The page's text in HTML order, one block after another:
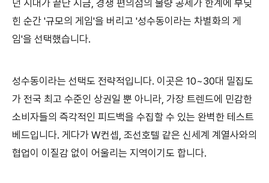
던 시대가 끝난 지금, 경쟁 편의점의 물량 공세가 한계에 부딪
힌 순간 '규모의 게임'을 버리고 '성수동이라는 차별화의 게
임'을 선택했습니다.
성수동이라는 선택도 전략적입니다. 이곳은 10~30대 밀집도
가 전국 최고 수준인 상권일 뿐 아니라, 가장 트렌드에 민감한
소비자들의 즉각적인 피드백을 수집할 수 있는 완벽한 테스트
베드입니다. 게다가 W컨셉, 조선호텔 같은 신세계 계열사와의
협업이 이질감 없이 어울리는 지역이기도 합니다.